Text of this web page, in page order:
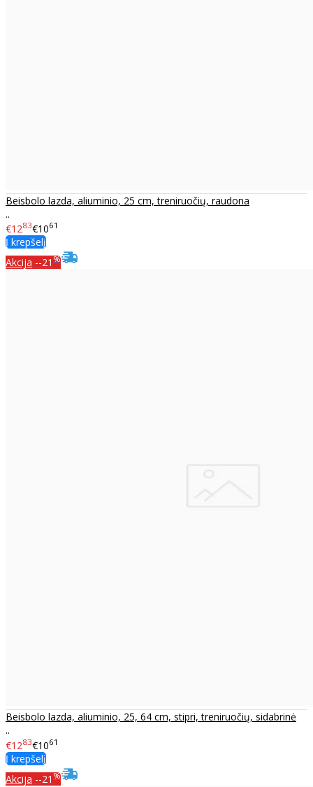
Beisbolo lazda, aliuminio, 25 cm, treniruočių, raudona
..
€1283€1061
Į krepšelį
Akcija --21 %
Beisbolo lazda, aliuminio, 25, 64 cm, stipri, treniruočių, sidabrinė
..
€1283€1061
Į krepšelį
Akcija --21 %